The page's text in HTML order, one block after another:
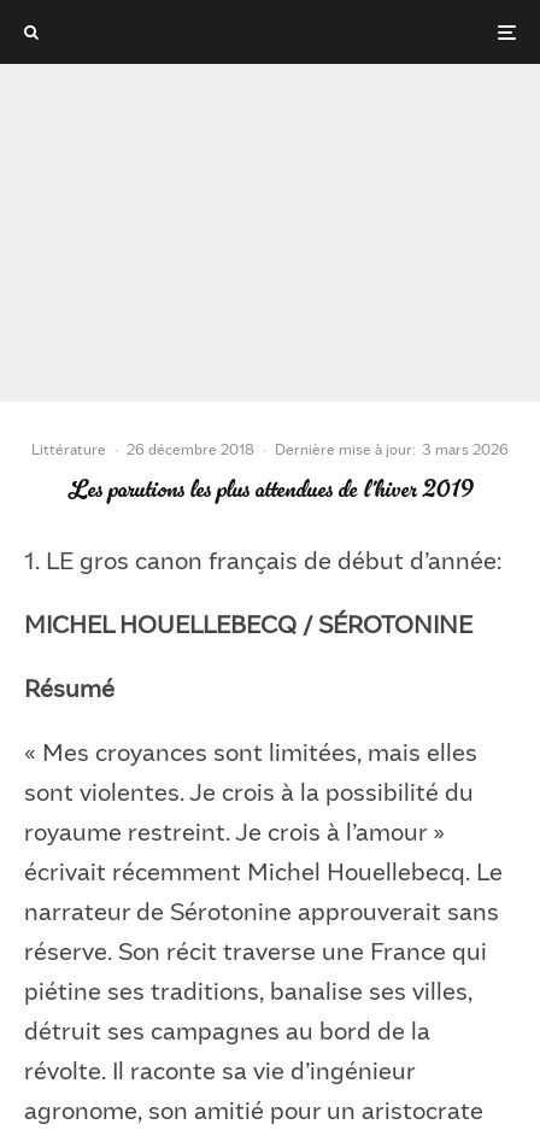
Littérature · 26 décembre 2018 · Dernière mise à jour: 3 mars 2026
Les parutions les plus attendues de l’hiver 2019
1. LE gros canon français de début d’année:
MICHEL HOUELLEBECQ / SÉROTONINE
Résumé
« Mes croyances sont limitées, mais elles
sont violentes. Je crois à la possibilité du
royaume restreint. Je crois à l’amour »
écrivait récemment Michel Houellebecq. Le
narrateur de Sérotonine approuverait sans
réserve. Son récit traverse une France qui
piétine ses traditions, banalise ses villes,
détruit ses campagnes au bord de la
révolte. Il raconte sa vie d’ingénieur
agronome, son amitié pour un aristocrate